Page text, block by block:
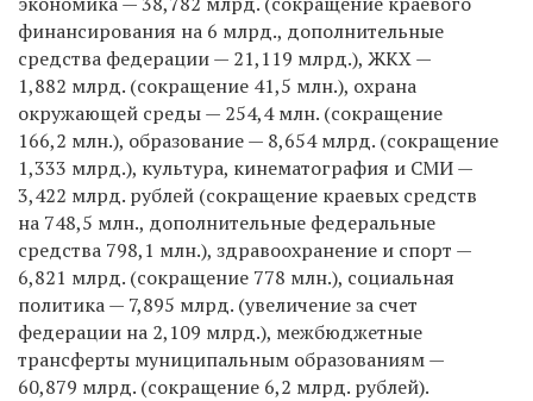
финансирования на 6 млрд., дополнительные
средства федерации — 21,119 млрд.), ЖКХ —
1,882 млрд. (сокращение 41,5 млн.), охрана
окружающей среды — 254,4 млн. (сокращение
166,2 млн.), образование — 8,654 млрд. (сокращение
1,333 млрд.), культура, кинематография и СМИ —
3,422 млрд. рублей (сокращение краевых средств
на 748,5 млн., дополнительные федеральные
средства 798,1 млн.), здравоохранение и спорт —
6,821 млрд. (сокращение 778 млн.), социальная
политика — 7,895 млрд. (увеличение за счет
федерации на 2,109 млрд.), межбюджетные
трансферты муниципальным образованиям —
60,879 млрд. (сокращение 6,2 млрд. рублей).